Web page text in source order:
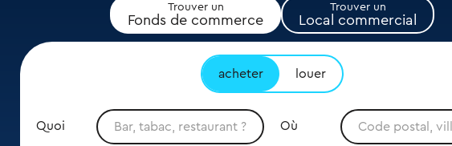
Trouver un
Fonds de commerce
Trouver un
Local commercial
acheter louer
Quoi Où